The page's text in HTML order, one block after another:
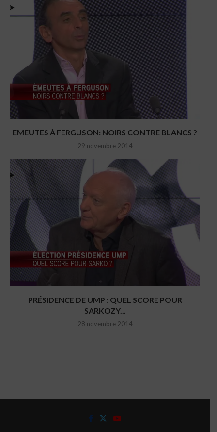
EMEUTES À FERGUSON: NOIRS CONTRE BLANCS ?
29 novembre 2014
PRÉSIDENCE DE UMP : QUEL SCORE POUR
SARKOZY...
28 novembre 2014